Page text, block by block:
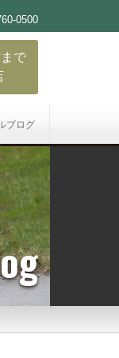
0500
で
ブログ